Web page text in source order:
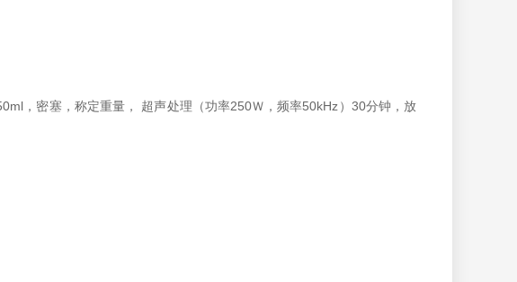
，密塞，称定重量， 超声处理（功率250Ｗ，频率50kHz）30分钟，放